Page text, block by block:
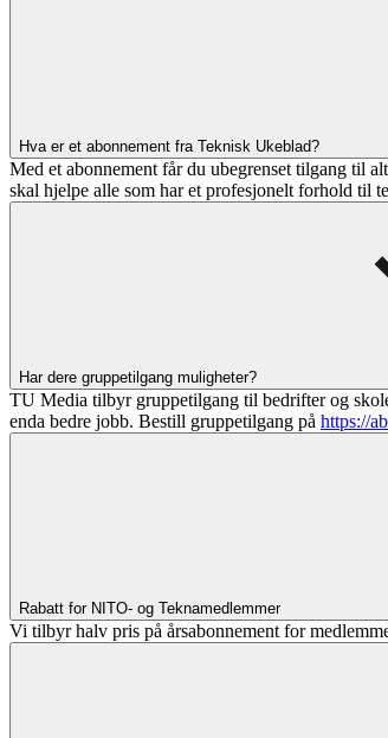
Hva er et abonnement fra Teknisk Ukeblad?
Med et abonnement får du ubegrenset tilgang til
skal hjelpe alle som har et profesjonelt forhold til
Har dere gruppetilgang muligheter?
TU Media tilbyr gruppetilgang til bedrifter og
enda bedre jobb. Bestill gruppetilgang på https://
Rabatt for NITO- og Teknamedlemmer
Vi tilbyr halv pris på årsabonnement for